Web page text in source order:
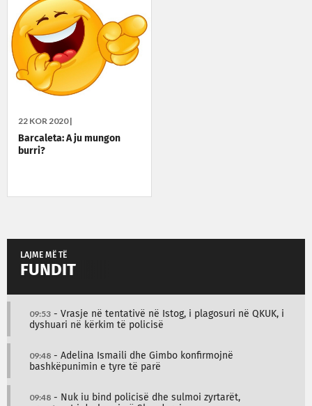
22 KOR 2020 |
Barcaleta: A ju mungon
burri?
LAJME MË TË
FUNDIT
09:53 - Vrasje në tentativë në Istog, i plagosuri në QKUK, i
dyshuari në kërkim të policisë
09:48 - Adelina Ismaili dhe Gimbo konfirmojnë
bashkëpunimin e tyre të parë
09:48 - Nuk iu bind policisë dhe sulmoi zyrtarët,